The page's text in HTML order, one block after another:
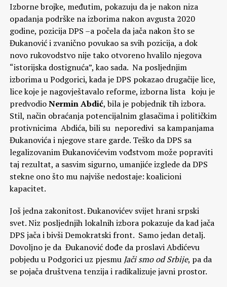
Izborne brojke, međutim, pokazuju da je nakon niza
opadanja podrške na izborima nakon avgusta 2020
godine, pozicija DPS –a počela da jača nakon što se
Đukanović i zvanično povukao sa svih pozicija, a dok
novo rukovodstvo nije tako otvoreno hvalilo njegova
“istorijska dostignuća”, kao sada. Na posljednjim
izborima u Podgorici, kada je DPS pokazao drugačije lice,
lice koje je nagovještavalo reforme, izborna lista koju je
predvodioNermin Abdić, bila je pobjednik tih izbora.
Stil, način obraćanja potencijalnim glasačima i političkim
protivnicima Abdića, bili su neporedivi sa kampanjama
Đukanovića i njegove stare garde. Teško da DPS sa
legalizovanim Đukanovićevim vođstvom može popraviti
taj rezultat, a sasvim sigurno, umanjiće izglede da DPS
stekne ono što mu najviše nedostaje: koalicioni
kapacitet.
Još jedna zakonitost. Đukanovićev svijet hrani srpski
svet. Niz posljednjih lokalnih izbora pokazuje da kad jača
DPS jača i bivši Demokratski front. Samo jedan detalj.
Dovoljno je da Đukanović dođe da proslavi Abdićevu
pobjedu u Podgorici uz pjesmu Jači smo od Srbije, pa da
se pojača društvena tenzija i radikalizuje javni prostor.